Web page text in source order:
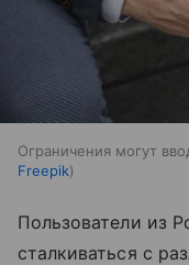
Ограничения могут
Freepik
Пользователи из
сталкиваться с